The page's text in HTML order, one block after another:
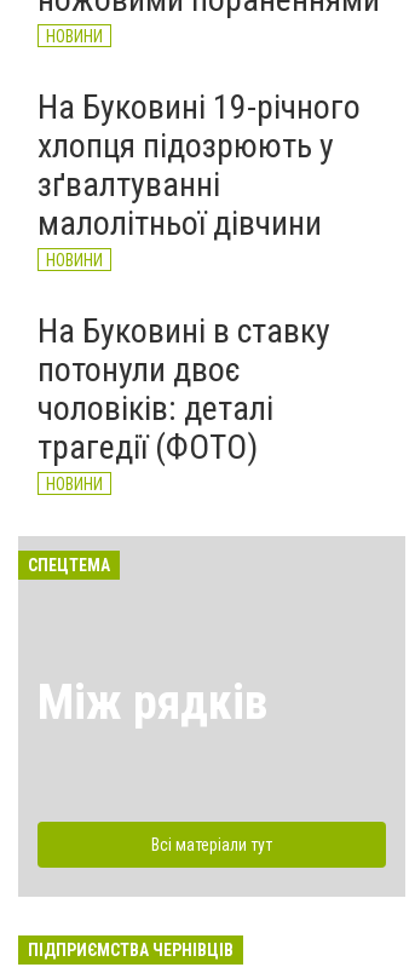
НОВИНИ
На Буковині 19-річного
хлопця підозрюють у
зґвалтуванні
малолітньої дівчини
НОВИНИ
На Буковині в ставку
потонули двоє
чоловіків: деталі
трагедії (ФОТО)
НОВИНИ
СПЕЦТЕМА
Між рядків
Всі матеріали тут
ПІДПРИЄМСТВА ЧЕРНІВЦІВ